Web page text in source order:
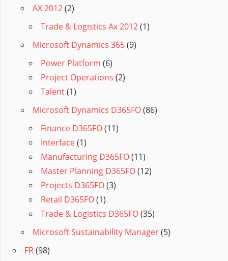
AX 2012(2)
Trade & Logistics Ax 2012(1)
Microsoft Dynamics 365(9)
Power Platform (6)
Project Operations (2)
Talent(1)
Microsoft Dynamics D365FO(86)
Finance D365FO(11)
Interface(1)
Manufacturing D365FO(11)
Master Planning D365FO(12)
Projects D365FO(3)
Retail D365FO(1)
Trade & Logistics D365FO(35)
Microsoft Sustainability Manager(5)
FR(98)